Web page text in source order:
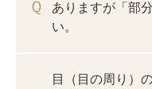
ありますが「部
い。
目（目の周り）